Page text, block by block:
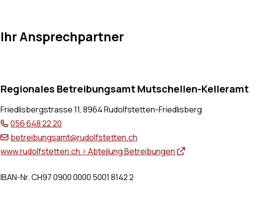
Ihr Ansprechpartner
Regionales Betreibungsamt Mutschellen-Kelleramt
Friedlisbergstrasse 11, 8964 Rudolfstetten-Friedlisberg
056 648 22 20
betreibungsamt@rudolfstetten.ch
www.rudolfstetten.ch > Abteilung Betreibungen
IBAN-Nr. CH97 0900 0000 5001 8142 2